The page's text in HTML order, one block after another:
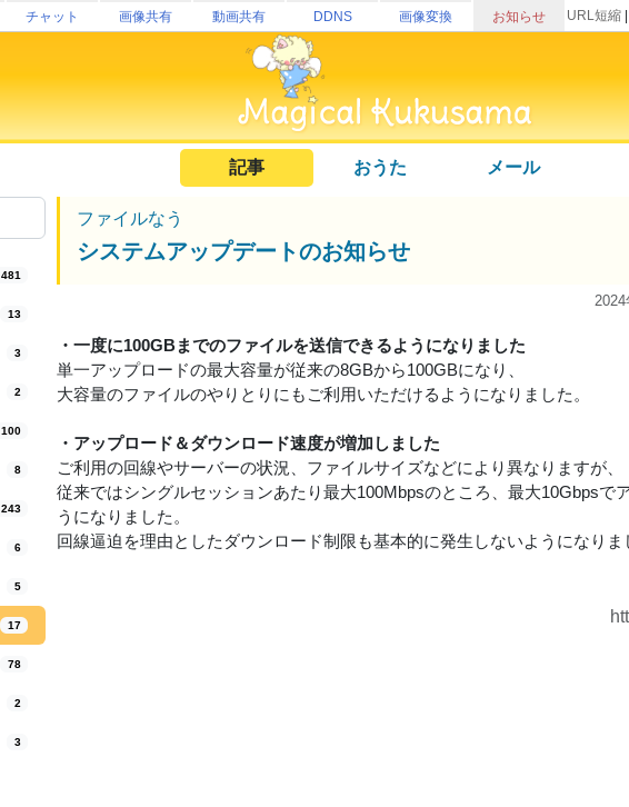
チャット 画像共有 動画共有 DDNS 画像変換 お知らせ URL短縮
記事 おうた メール
481
13
3
2
100
8
243
6
5
17
78
2
3
ファイルなう
システムアップデートのお知らせ
2024
・一度に100GBまでのファイルを送信できるようになりました
単一アップロードの最大容量が従来の8GBから100GBになり、
大容量のファイルのやりとりにもご利用いただけるようになりました。
・アップロード＆ダウンロード速度が増加しました
ご利用の回線やサーバーの状況、ファイルサイズなどにより異なりますが、
従来ではシングルセッションあたり最大100Mbpsのところ、最大10Gbpsで
うになりました。
回線逼迫を理由としたダウンロード制限も基本的に発生しないようになりま